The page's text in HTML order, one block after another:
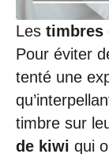
Les timbres
Pour éviter
tenté une
timbre sur
de kiwi qui